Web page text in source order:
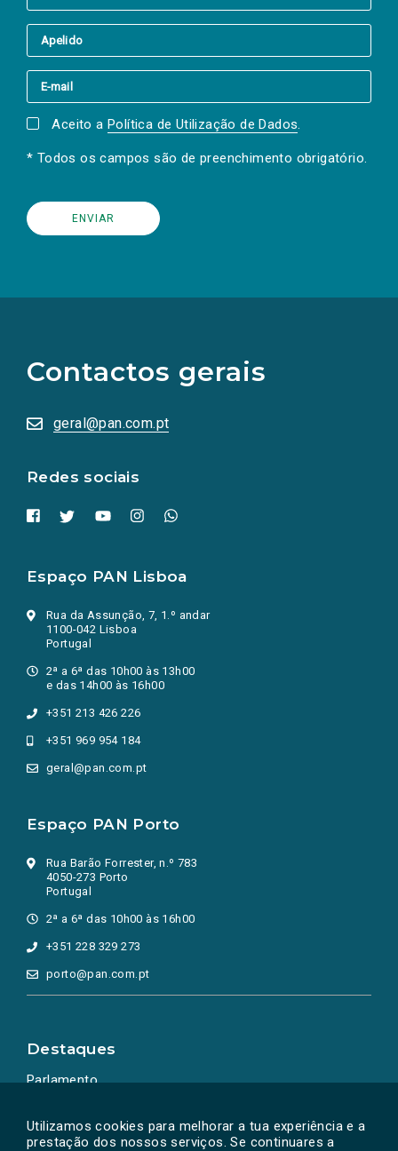
Utilizamos cookies para melhorar a tua experiência e a
prestação dos nossos serviços. Se continuares a
Aceito a Política de Utilização de Dados.
* Todos os campos são de preenchimento obrigatório.
Contactos gerais
geral@pan.com.pt
Redes sociais
redes
sociais
numa
nova
Espaço PAN Lisboa
Rua da Assunção, 7, 1.º andar
1100-042 Lisboa
Portugal
2ª a 6ª das 10h00 às 13h00
e das 14h00 às 16h00
+351 213 426 226
+351 969 954 184
geral@pan.com.pt
Espaço PAN Porto
Rua Barão Forrester, n.º 783
4050-273 Porto
Portugal
2ª a 6ª das 10h00 às 16h00
+351 228 329 273
porto@pan.com.pt
Destaques
Parlamento